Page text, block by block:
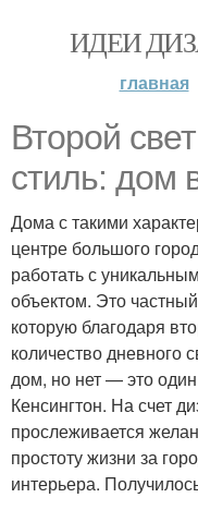
ИДЕИ
главная
Второй
стиль: дом
Дома с такими
центре большого
работать с
объектом. Это
которую благодаря
количество дневного
дом, но нет — это
Кенсингтон. На счет
прослеживается
простоту жизни за
интерьера.